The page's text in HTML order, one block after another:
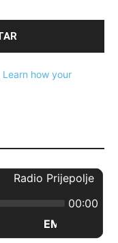
Learn how your